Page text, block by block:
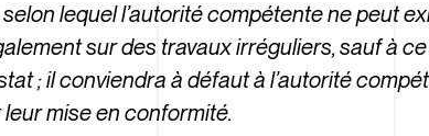
lequel l’autorité compétente ne peut
sur des travaux irréguliers, sauf à
; il conviendra à défaut à l’autorité
mise en conformité.